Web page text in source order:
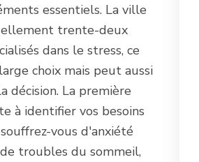
essentiels. La ville
trente-deux
dans le stress, ce
choix mais peut aussi
décision. La première
à identifier vos besoins
vous d'anxiété
troubles du sommeil,